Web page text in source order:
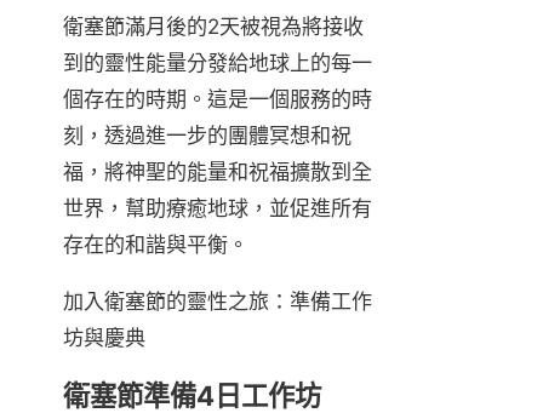
衛塞節滿月後的2天被視為將接收
到的靈性能量分發給地球上的每一
個存在的時期。這是一個服務的時
刻，透過進一步的團體冥想和祝
福，將神聖的能量和祝福擴散到全
世界，幫助療癒地球，並促進所有
存在的和諧與平衡。
加入衛塞節的靈性之旅：準備工作
坊與慶典
衛塞節準備4日工作坊